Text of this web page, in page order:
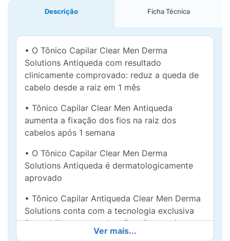
Descrição Ficha Técnica
• O Tônico Capilar Clear Men Derma
Solutions Antiqueda com resultado
clinicamente comprovado: reduz a queda de
cabelo desde a raiz em 1 mês
• Tônico Capilar Clear Men Antiqueda
aumenta a fixação dos fios na raiz dos
cabelos após 1 semana
• O Tônico Capilar Clear Men Derma
Solutions Antiqueda é dermatologicamente
aprovado
• Tônico Capilar Antiqueda Clear Men Derma
Solutions conta com a tecnologia exclusiva
Dynoxidil, aumentando a fixação na raiz e
nutrindo para um crescimento capilar mais
Ver mais...